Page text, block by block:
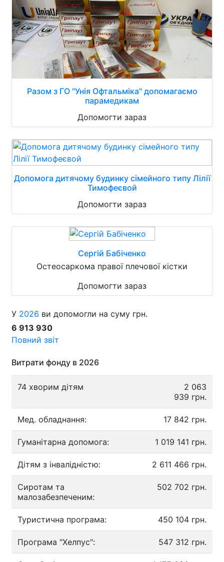
Разом з ГО "Унія Офтальміка" допомагаємо
парамедикам
Допомогти зараз
Допомога дитячому будинку сімейного типу Лілії
Тимофеєвой
Допомогти зараз
Сергій Бабіченко
Остеосаркома правої плечової кістки
Допомогти зараз
У 2026 ви допомогли на суму грн.
6 913 930
Повний звіт
Витрати фонду в 2026
74 хворим дітям
2 063
939 грн.
Мед. обладнання: 17 842 грн.
Гуманітарна допомога: 1 019 141 грн.
Дітям з інвалідністю: 2 611 466 грн.
Сиротам та
малозабезпеченим:
502 702 грн.
Туристична програма: 450 104 грн.
Програма "Хелпус": 547 312 грн.